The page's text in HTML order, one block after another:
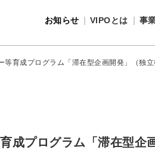
お知らせ VIPOとは
VIPOとは
事
等育成プログラム「滞在型企画開発」（独
成プログラム「滞在型